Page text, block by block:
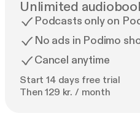
Unlimited
Podcasts only on
No ads in Podimo
Cancel anytime
Start 14 days free trial
Then 129 kr. / month